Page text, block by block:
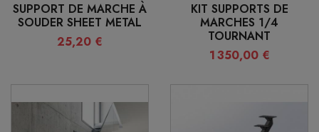
SUPPORT DE MARCHE À
SOUDER SHEET METAL
25,20 €
KIT SUPPORTS DE
MARCHES 1/4
TOURNANT
1 350,00 €